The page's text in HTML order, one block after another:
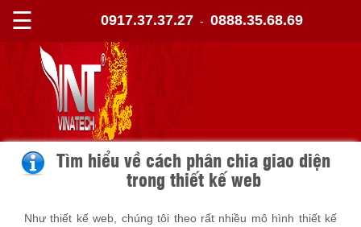
☰ 0917.37.37.27 - 0888.35.68.69
Tìm hiểu về cách phân chia giao diện
trong thiết kế web
Như thiết kế web, chúng tôi theo rất nhiều mô hình thiết kế